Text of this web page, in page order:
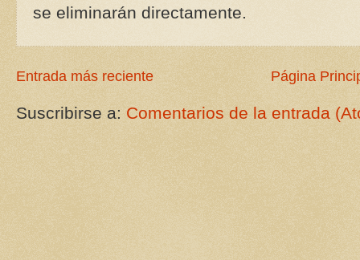
se eliminarán directamente.
Entrada más reciente Página
Suscribirse a: Comentarios de la entrada